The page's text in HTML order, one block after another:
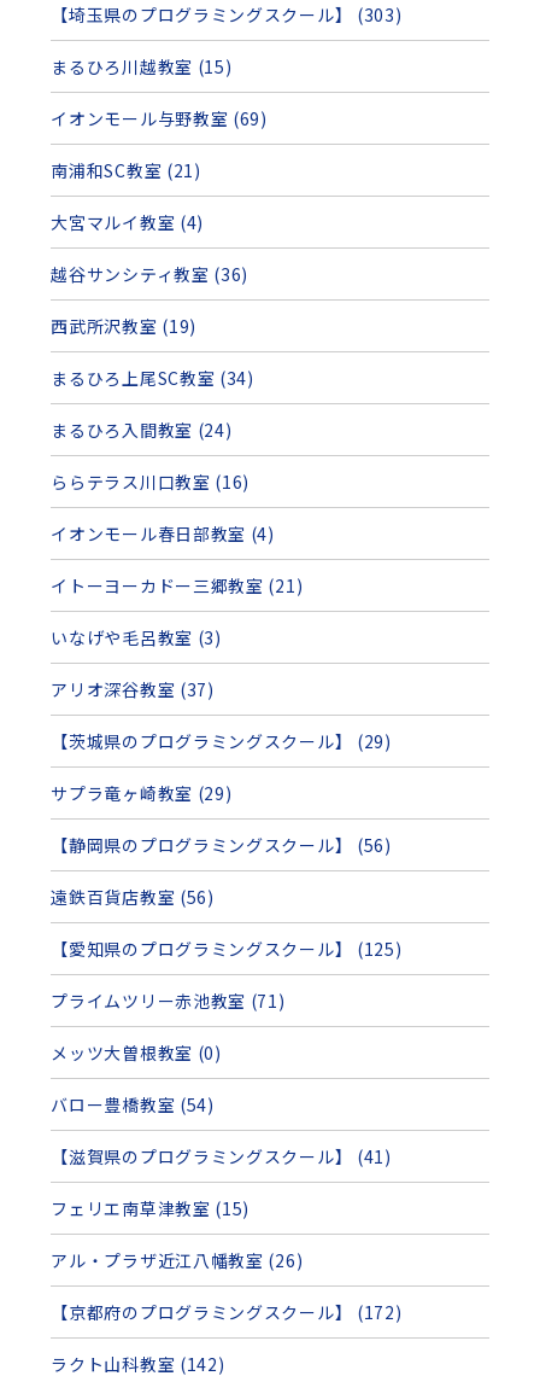
【埼玉県のプログラミングスクール】 (303)
まるひろ川越教室 (15)
イオンモール与野教室 (69)
南浦和SC教室 (21)
大宮マルイ教室 (4)
越谷サンシティ教室 (36)
西武所沢教室 (19)
まるひろ上尾SC教室 (34)
まるひろ入間教室 (24)
ららテラス川口教室 (16)
イオンモール春日部教室 (4)
イトーヨーカドー三郷教室 (21)
いなげや毛呂教室 (3)
アリオ深谷教室 (37)
【茨城県のプログラミングスクール】 (29)
サプラ竜ヶ崎教室 (29)
【静岡県のプログラミングスクール】 (56)
遠鉄百貨店教室 (56)
【愛知県のプログラミングスクール】 (125)
プライムツリー赤池教室 (71)
メッツ大曽根教室 (0)
バロー豊橋教室 (54)
【滋賀県のプログラミングスクール】 (41)
フェリエ南草津教室 (15)
アル・プラザ近江八幡教室 (26)
【京都府のプログラミングスクール】 (172)
ラクト山科教室 (142)